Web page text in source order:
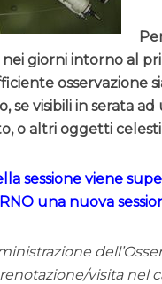
giorni intorno al
osservazione
se visibili in serata
o altri oggetti celesti
sessione viene
una nuova
visita nel